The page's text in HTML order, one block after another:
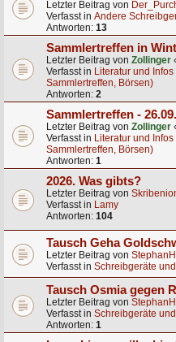
Letzter Beitrag von
Verfasst in Andere
Antworten: 13
Sammlertreffen in
Letzter Beitrag von Zollinger
Verfasst in Literatur und
Sammlertreffen, Börsen)
Antworten: 2
Sammlertreffen -
Letzter Beitrag von Zollinger
Verfasst in Literatur und
Sammlertreffen, Börsen)
Antworten: 1
2026. Was gibts?
Letzter Beitrag von
Verfasst in Lamy
Antworten: 104
Tausch Geha
Letzter Beitrag von
Verfasst in Schreibgeräte
Tausch Osmia gegen
Letzter Beitrag von
Verfasst in Schreibgeräte
Antworten: 1